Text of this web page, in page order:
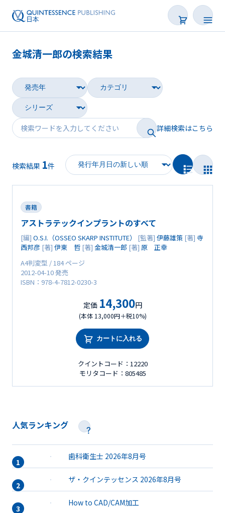
雑誌
映像
電子BOOK
著者一覧
金城清一郎の検索結果
詳細検索はこちら
検索結果 1件
書籍
アストラテックインプラントのすべて
[編] O.S.I.（OSSEO SKARP INSTITUTE） [監著] 伊藤雄策 [著] 寺
西邦彦 [著] 伊東 哲 [著] 金城清一郎 [著] 原 正幸
A4判変型 / 184 ページ
2012-04-10 発売
ISBN：978-4-7812-0230-3
定価 14,300円
(本体 13,000円＋税10%)
カートに入れる
クイントコード：12220
モリタコード：805485
人気ランキング
歯科衛生士 2026年8月号
ザ・クインテッセンス 2026年8月号
How to CAD/CAM加工